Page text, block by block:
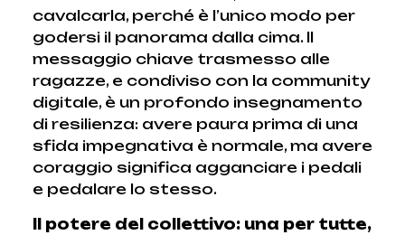
cavalcarla, perché è l’unico modo per
godersi il panorama dalla cima. Il
messaggio chiave trasmesso alle
ragazze, e condiviso con la community
digitale, è un profondo insegnamento
di resilienza: avere paura prima di una
sfida impegnativa è normale, ma avere
coraggio significa agganciare i pedali
e pedalare lo stesso.
Il potere del collettivo: una per tutte,